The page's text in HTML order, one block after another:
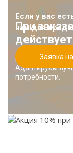
Если у вас
нам для
Заявка
При
Работаем
Адаптируем
потребности.